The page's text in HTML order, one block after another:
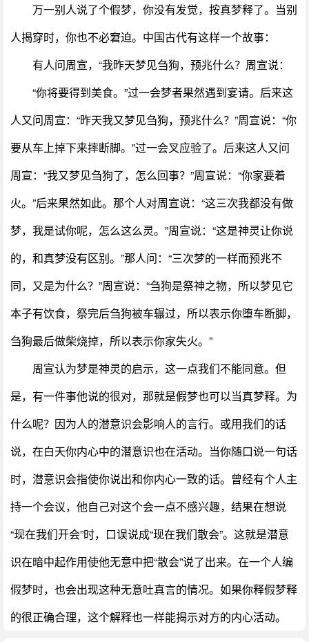
万一别人说了个假梦，你没有发觉，按真梦释了。当别
人揭穿时，你也不必窘迫。中国古代有这样一个故事：
有人问周宣，“我昨天梦见刍狗，预兆什么？周宣说：
“你将要得到美食。”过一会梦者果然遇到宴请。后来这
人又问周宣：“昨天我又梦见刍狗，预兆什么？”周宣说：“你
要从车上掉下来摔断脚。”过一会叉应验了。后来这人又问
周宣：“我又梦见刍狗了，怎么回事？”周宣说：“你家要着
火。”后来果然如此。那个人对周宣说：“这三次我都没有做
梦，我是试你呢，怎么这么灵。”周宣说：“这是神灵让你说
的，和真梦没有区别。”那人问：“三次梦的一样而预兆不
同，又是为什么？”周宣说：“刍狗是祭神之物，所以梦见它
本子有饮食，祭完后刍狗被车辗过，所以表示你堕车断脚，
刍狗最后做柴烧掉，所以表示你家失火。”
周宣认为梦是神灵的启示，这一点我们不能同意。但
是，有一件事他说的很对，那就是假梦也可以当真梦释。为
什么呢？因为人的潜意识会影响人的言行。或用我们的话
说，在白天你内心中的潜意识也在活动。当你随口说一句话
时，潜意识会指使你说出和你内心一致的话。曾经有个人主
持一个会议，他自己对这个会一点不感兴趣，结果在想说
“现在我们开会”时，口误说成“现在我们散会”。这就是潜意
识在暗中起作用使他无意中把“散会”说了出来。在一个人编
假梦时，也会出现这种无意吐真言的情况。如果你释假梦释
的很正确合理，这个解释也一样能揭示对方的内心活动。